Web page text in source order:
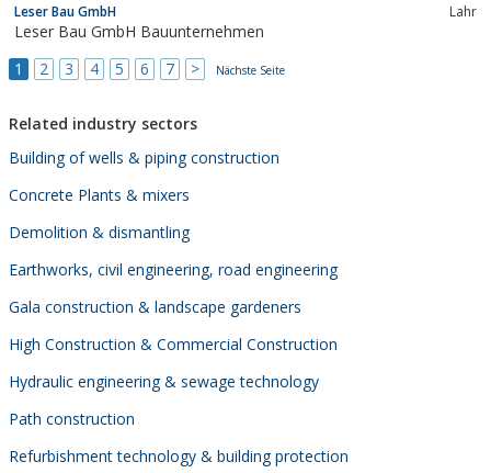
Leser Bau GmbH Lahr
Leser Bau GmbH Bauunternehmen
1
2 3 4 5 6 7 > Nächste Seite
Related industry sectors
Building of wells & piping construction
Concrete Plants & mixers
Demolition & dismantling
Earthworks, civil engineering, road engineering
Gala construction & landscape gardeners
High Construction & Commercial Construction
Hydraulic engineering & sewage technology
Path construction
Refurbishment technology & building protection